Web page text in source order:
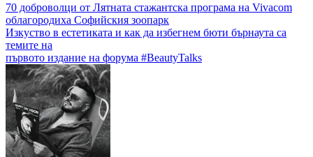
Навигация
70 доброволци от Лятната стажантска програма на Vivacom
облагородиха Софийския зоопарк
Изкуство в естетиката и как да избегнем бюти бърнаута са
темите на
първото издание на форума #BeautyTalks